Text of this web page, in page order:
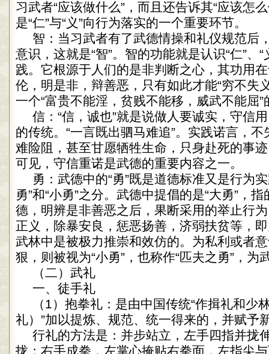
习武者“应该做什么”，而且还告诉其“应该怎
是“仁”与“义”向行为落实的一个重要环节。
智：当习武者有了武德情操和礼仪规范后
意识，这就是“智”。智的功能就是认识“仁”、
践。它根源于人们的是非判断之心，其功用
伦，明是非，辩善恶，只有如此才能“穷不失
一个“富贵不能淫，贫贱不能移，威武不能屈
信：“信，诚也”就是说做人要诚实，守信
的传统。“一言既出驷马难追”。实践诺言，
难险阻，甚至甘愿牺牲生命，只身赴死的事
可见，守信重诺是武德的重要内容之一。
勇：武德中的“勇”既是道德标准又是行为
勇”和“小勇”之分。武德中提倡的是“大勇”，
德，明辨是非善恶之后，果断采用的举止行
正义，除暴安良，惩恶扬善，济弱扶贫等，即
武林中是被极力推崇和效仿的。为私利或者
狠，则被视为“小勇”，也称作“匹夫之勇”，为
（二）武礼
一、徒手礼
（1）抱拳礼：是由中国传统“作揖礼和少
礼）”加以提炼、规范、统一得来的，并赋予
行礼的方法是：并步站立，左手四指并拢
拢；右手成拳，左掌心掩贴右拳面，左指尖